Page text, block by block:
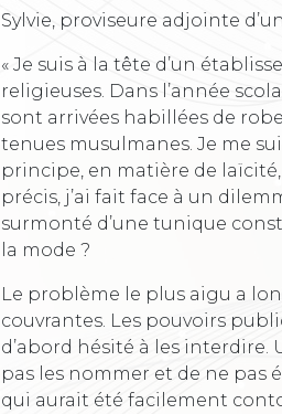
Sylvie, proviseure adjointe
« Je suis à la tête d’un
religieuses. Dans l’année
sont arrivées habillées de
tenues musulmanes. Je me
principe, en matière de laïcité,
précis, j’ai fait face à un
surmonté d’une tunique
la mode ?
Le problème le plus aigu a
couvrantes. Les pouvoirs
d’abord hésité à les interdire.
pas les nommer et de ne pas
qui aurait été facilement